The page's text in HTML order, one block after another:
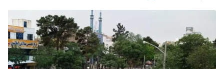
دکوراسیون
صنعت ساختمان